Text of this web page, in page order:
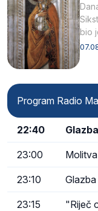
bio
Program Radio
22:40 Glazba
23:00
23:10 Glazba
23:15 "Riječ